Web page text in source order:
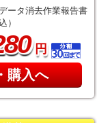
ータ消去作業報告書
）
円
購入へ